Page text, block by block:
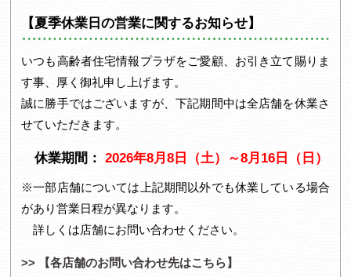
【夏季休業日の営業に関するお知らせ】
いつも高齢者住宅情報プラザをご愛顧、お引き立て賜りま
す事、厚く御礼申し上げます。
誠に勝手ではございますが、下記期間中は全店舗を休業さ
せていただきます。
休業期間： 2026年8月8日（土）～8月16日（日）
※一部店舗については上記期間以外でも休業している場合
があり営業日程が異なります。
詳しくは店舗にお問い合わせください。
>> 【各店舗のお問い合わせ先はこちら】